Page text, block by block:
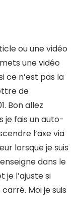
ou une vidéo
une vidéo
ce n’est pas la
de
Bon allez
je fais un auto-
l’axe via
lorsque je suis
dans le
je l’ajuste si
Moi je suis